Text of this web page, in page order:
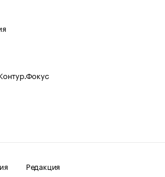
Редакция